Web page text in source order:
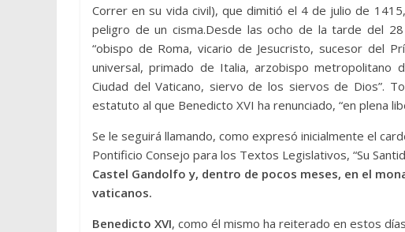
Correr en su vida civil), que dimitió el 4 de julio de
peligro de un cisma.Desde las ocho de la tarde del
“obispo de Roma, vicario de Jesucristo, sucesor del
universal, primado de Italia, arzobispo metropolitano
Ciudad del Vaticano, siervo de los siervos de Dios”.
estatuto al que Benedicto XVI ha renunciado, “en plena
Se le seguirá llamando, como expresó inicialmente el
Pontificio Consejo para los Textos Legislativos, “Su
Castel Gandolfo y, dentro de pocos meses, en el
vaticanos.
Benedicto XVI, como él mismo ha reiterado en estos